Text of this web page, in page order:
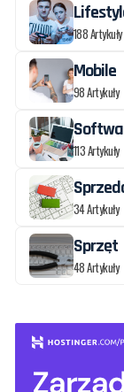
188 Artykuły
Mobile
98 Artykuły
113 Artykuły
34 Artykuły
Sprzęt
48 Artykuły